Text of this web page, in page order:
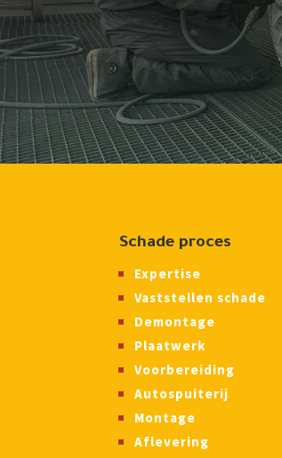
Schade proces
Expertise
Vaststellen schade
Demontage
Plaatwerk
Voorbereiding
Autospuiterij
Montage
Aflevering